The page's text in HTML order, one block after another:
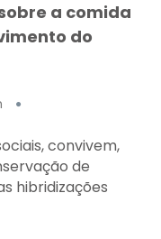
a comida
do
convivem,
de
hibridizações